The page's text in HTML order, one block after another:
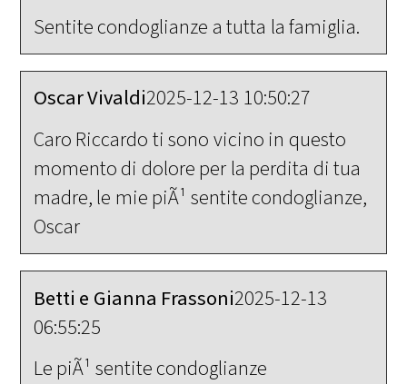
Sentite condoglianze a tutta la famiglia.
Oscar Vivaldi2025-12-13 10:50:27
Caro Riccardo ti sono vicino in questo
momento di dolore per la perdita di tua
madre, le mie piÃ¹ sentite condoglianze,
Oscar
Betti e Gianna Frassoni2025-12-13
06:55:25
Le piÃ¹ sentite condoglianze